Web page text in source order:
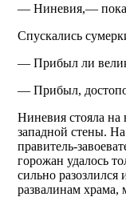
— Ниневия,—
Спускались
— Прибыл ли
— Прибыл,
Ниневия стояла на
западной стены.
правитель-
горожан удалось
сильно
развалинам